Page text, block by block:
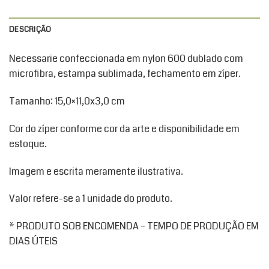
DESCRIÇÃO
Necessarie confeccionada em nylon 600 dublado com
microfibra, estampa sublimada, fechamento em zíper.
Tamanho: 15,0×11,0x3,0 cm
Cor do zíper conforme cor da arte e disponibilidade em
estoque.
Imagem e escrita meramente ilustrativa.
Valor refere-se a 1 unidade do produto.
* PRODUTO SOB ENCOMENDA – TEMPO DE PRODUÇÃO EM
DIAS ÚTEIS